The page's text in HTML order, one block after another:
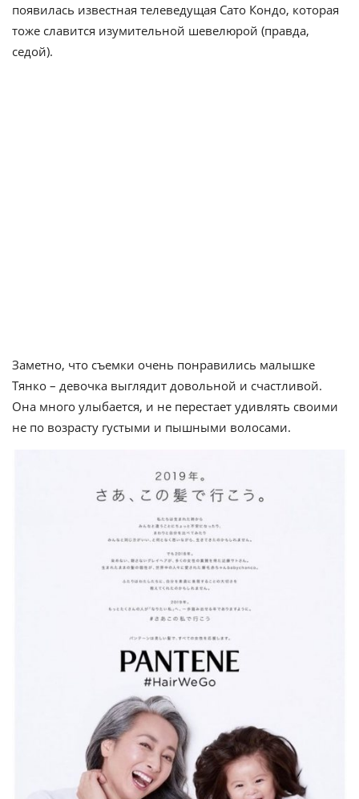
появилась известная телеведущая Сато Кондо, которая
тоже славится изумительной шевелюрой (правда,
седой).
Заметно, что съемки очень понравились малышке
Тянко – девочка выглядит довольной и счастливой.
Она много улыбается, и не перестает удивлять своими
не по возрасту густыми и пышными волосами.